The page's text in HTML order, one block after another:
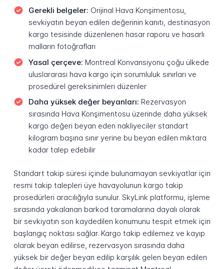
Gerekli belgeler: Orijinal Hava Konşimentosu,
sevkiyatın beyan edilen değerinin kanıtı, destinasyon
kargo tesisinde düzenlenen hasar raporu ve hasarlı
malların fotoğrafları
Yasal çerçeve: Montreal Konvansiyonu çoğu ülkede
uluslararası hava kargo için sorumluluk sınırları ve
prosedürel gereksinimleri düzenler
Daha yüksek değer beyanları: Rezervasyon
sırasında Hava Konşimentosu üzerinde daha yüksek
kargo değeri beyan eden nakliyeciler standart
kilogram başına sınır yerine bu beyan edilen miktara
kadar talep edebilir
Standart takip süresi içinde bulunamayan sevkiyatlar için
resmi takip talepleri üye havayolunun kargo takip
prosedürleri aracılığıyla sunulur. SkyLink platformu, işleme
sırasında yakalanan barkod taramalarına dayalı olarak
bir sevkiyatın son kaydedilen konumunu tespit etmek için
başlangıç noktası sağlar. Kargo takip edilemez ve kayıp
olarak beyan edilirse, rezervasyon sırasında daha
yüksek bir değer beyan edilip karşılık gelen beyan edilen